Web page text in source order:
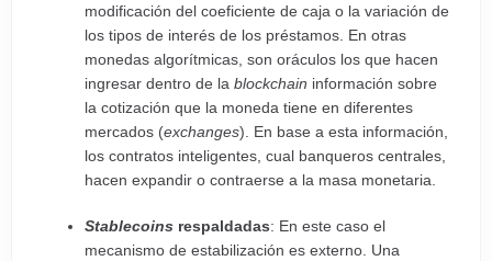
modificación del coeficiente de caja o la variación de
los tipos de interés de los préstamos. En otras
monedas algorítmicas, son oráculos los que hacen
ingresar dentro de lablockchain información sobre
la cotización que la moneda tiene en diferentes
mercados (exchanges). En base a esta información,
los contratos inteligentes, cual banqueros centrales,
hacen expandir o contraerse a la masa monetaria.
Stablecoins respaldadas: En este caso el
mecanismo de estabilización es externo. Una